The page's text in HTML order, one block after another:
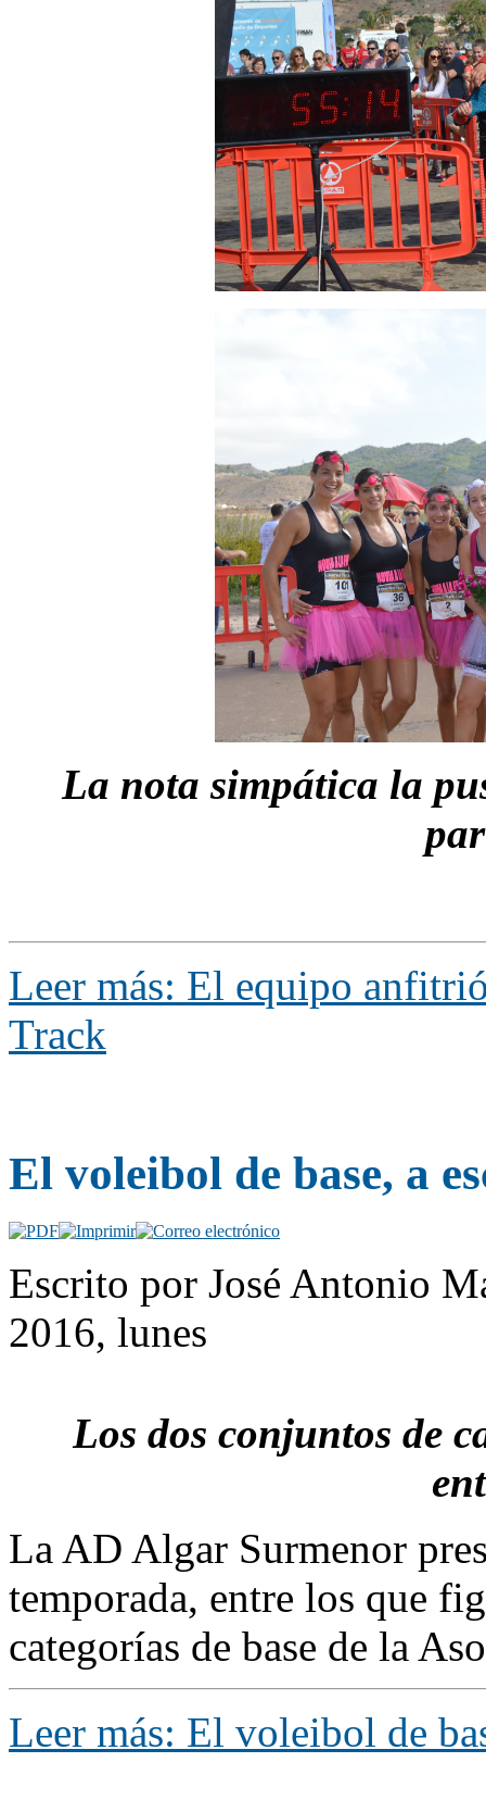
La nota simpática la
Leer más: El equipo
Track
El voleibol de base, a
Escrito por José Antonio
2016, lunes
Los dos conjuntos de
La AD Algar Surmenor
temporada, entre los que
categorías de base de la
Leer más: El voleibol de